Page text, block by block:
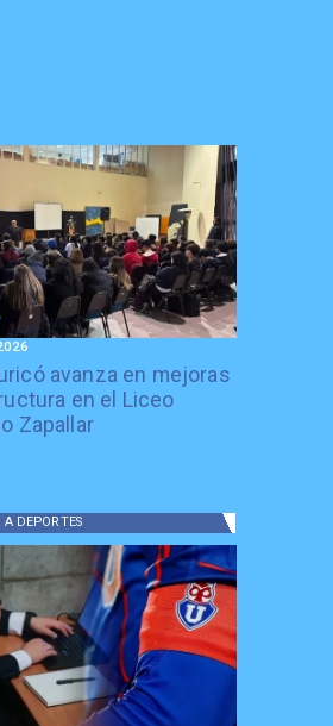
avanza en mejoras
en el Liceo
Zapallar
A DEPORTES